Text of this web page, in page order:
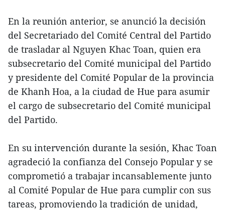
En la reunión anterior, se anunció la decisión
del Secretariado del Comité Central del Partido
de trasladar al Nguyen Khac Toan, quien era
subsecretario del Comité municipal del Partido
y presidente del Comité Popular de la provincia
de Khanh Hoa, a la ciudad de Hue para asumir
el cargo de subsecretario del Comité municipal
del Partido.
En su intervención durante la sesión, Khac Toan
agradeció la confianza del Consejo Popular y se
comprometió a trabajar incansablemente junto
al Comité Popular de Hue para cumplir con sus
tareas, promoviendo la tradición de unidad,